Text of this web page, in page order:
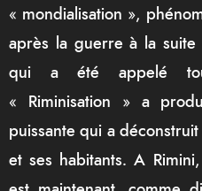
« mondialisation »,
après la guerre à la suite
qui a été appelé
« Riminisation » a
puissante qui a
et ses habitants. A